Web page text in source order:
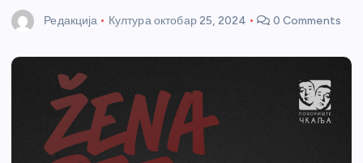
Редакција Култураоктобар 25, 2024 0 Comments